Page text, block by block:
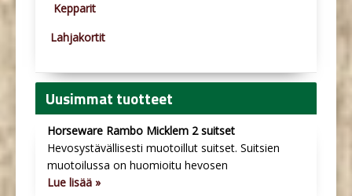
Kepparit
Lahjakortit
Uusimmat tuotteet
Horseware Rambo Micklem 2 suitset
Hevosystävällisesti muotoillut suitset. Suitsien
muotoilussa on huomioitu hevosen
Lue lisää »